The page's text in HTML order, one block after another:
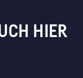
HIER